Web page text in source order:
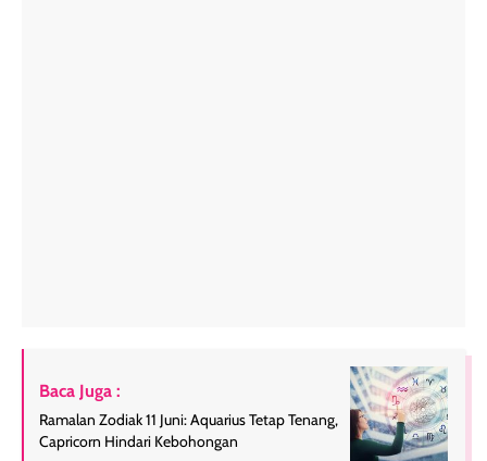
Baca Juga :
Ramalan Zodiak 11 Juni: Aquarius Tetap Tenang,
Capricorn Hindari Kebohongan